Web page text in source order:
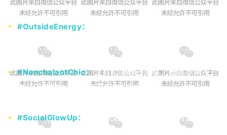
#OutsideEnergy：
#NonchalantChic：主打松弛通勤风格，兼顾职场得
体与日常随性，打造毫不费力的高级感
#SocialGlowUp：
主打社交高光风格，适配约会、派